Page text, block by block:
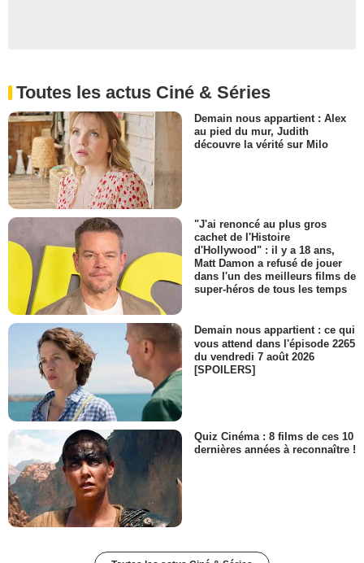
Toutes les actus Ciné & Séries
Demain nous appartient : Alex
au pied du mur, Judith
découvre la vérité sur Milo
"J'ai renoncé au plus gros
cachet de l'Histoire
d'Hollywood" : il y a 18 ans,
Matt Damon a refusé de jouer
dans l'un des meilleurs films de
super-héros de tous les temps
Demain nous appartient : ce qui
vous attend dans l'épisode 2265
du vendredi 7 août 2026
[SPOILERS]
Quiz Cinéma : 8 films de ces 10
dernières années à reconnaître !